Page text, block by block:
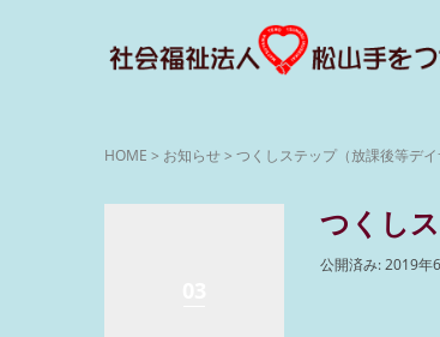
HOME > お知らせ> つくしステップ（放課後等デイ
つくし
公開済み: 2019年